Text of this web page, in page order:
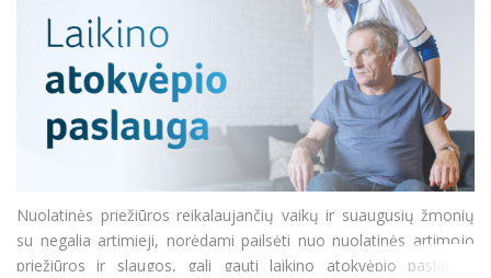
Nuolatinės priežiūros reikalaujančių vaikų ir suaugusių žmonių
su negalia artimieji, norėdami pailsėti nuo nuolatinės artimojo
priežiūros ir slaugos, gali gauti laikino atokvėpio paslaugą.